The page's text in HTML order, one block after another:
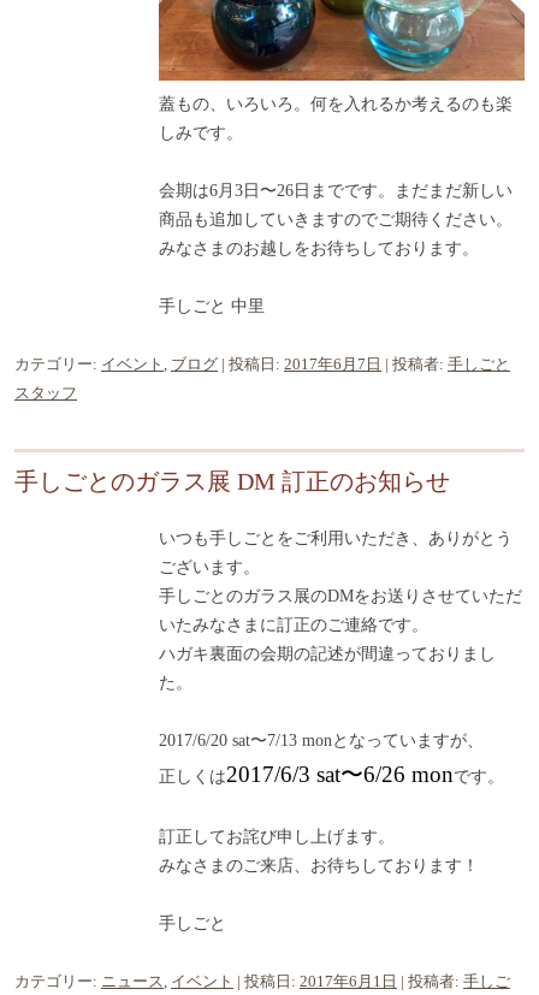
蓋もの、いろいろ。何を入れるか考えるのも楽
しみです。
会期は6月3日〜26日までです。まだまだ新しい
商品も追加していきますのでご期待ください。
みなさまのお越しをお待ちしております。
手しごと 中里
カテゴリー: イベント , ブログ | 投稿日: 2017年6月7日 | 投稿者: 手しごと
スタッフ
手しごとのガラス展 DM 訂正のお知らせ
いつも手しごとをご利用いただき、ありがとう
ございます。
手しごとのガラス展のDMをお送りさせていただ
いたみなさまに訂正のご連絡です。
ハガキ裏面の会期の記述が間違っておりまし
た。
2017/6/20 sat〜7/13 monとなっていますが、
正しくは2017/6/3 sat〜6/26 monです。
訂正してお詫び申し上げます。
みなさまのご来店、お待ちしております！
手しごと
カテゴリー: ニュース, イベント | 投稿日: 2017年6月1日 | 投稿者: 手しご